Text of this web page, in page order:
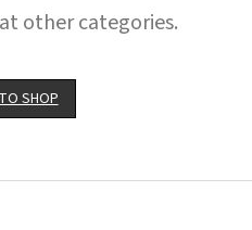
other categories.
SHOP